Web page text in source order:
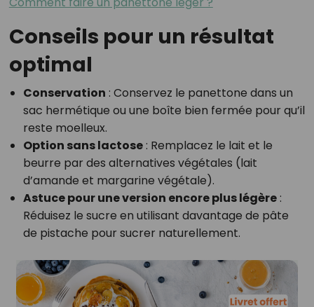
Conseils pour un résultat
optimal
Conservation : Conservez le panettone dans un
sac hermétique ou une boîte bien fermée pour qu’il
reste moelleux.
Option sans lactose: Remplacez le lait et le
beurre par des alternatives végétales (lait
d’amande et margarine végétale).
Astuce pour une version encore plus légère:
Réduisez le sucre en utilisant davantage de pâte
de pistache pour sucrer naturellement.